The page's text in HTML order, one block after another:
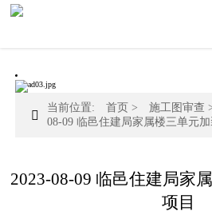

当前位置: 首页 > 施工图审查
08-09 临邑住建局家属楼三单元加
2023-08-09 临邑住建局家
项目